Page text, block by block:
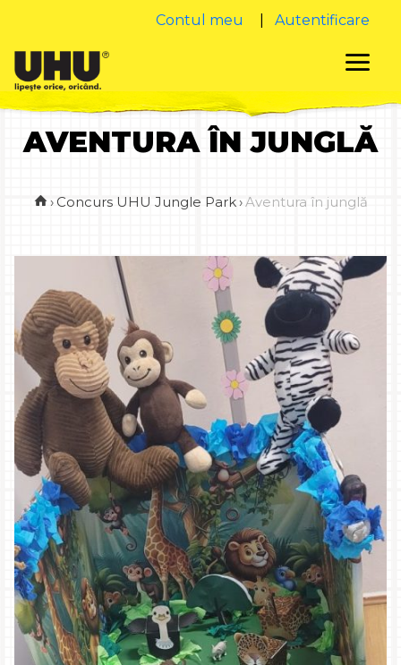
Contul meu Autentificare
AVENTURA ÎN JUNGLĂ
› Concurs UHU Jungle Park›Aventura în junglă